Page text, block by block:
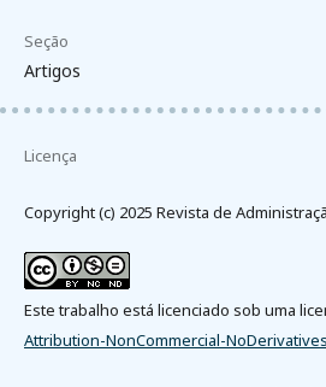
Seção
Artigos
Licença
Copyright (c) 2025 Revista de
Este trabalho está licenciado sob uma
Attribution-NonCommercial-